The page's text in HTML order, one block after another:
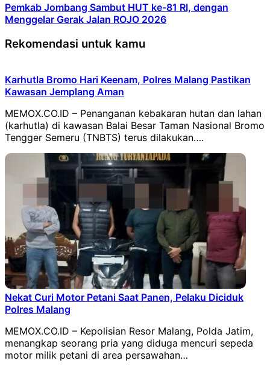
Pemkab Jombang Sambut HUT ke-81 RI, dengan
Menggelar Gerak Jalan ROJO 2026
Rekomendasi untuk kamu
Karhutla Bromo Hari Keenam, Polres Malang Pastikan
Kawasan Jemplang Aman
MEMOX.CO.ID – Penanganan kebakaran hutan dan lahan
(karhutla) di kawasan Balai Besar Taman Nasional Bromo
Tengger Semeru (TNBTS) terus dilakukan….
Nekat Curi Motor Petani Saat Panen, Pelaku Diciduk
Polres Malang
MEMOX.CO.ID – Kepolisian Resor Malang, Polda Jatim,
menangkap seorang pria yang diduga mencuri sepeda
motor milik petani di area persawahan…